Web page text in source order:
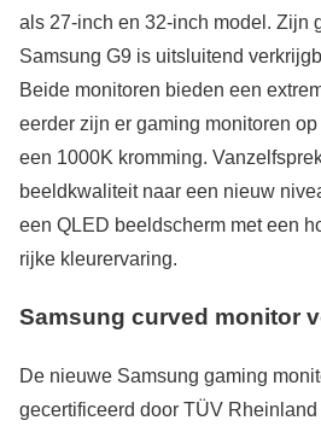
als 27-inch en 32-inch model. Zijn
Samsung G9 is uitsluitend
Beide monitoren bieden een
eerder zijn er gaming monitoren
een 1000K kromming.
beeldkwaliteit naar een nieuw
een QLED beeldscherm met een
rijke kleurervaring.
Samsung curved monitor
De nieuwe Samsung gaming
gecertificeerd door TÜV Rheinland